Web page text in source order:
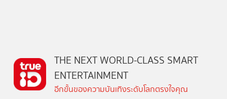
THE NEXT WORLD-CLASS SMART
ENTERTAINMENT
อีกขั้นของความบันเทิงระดับโลกตรงใจคุณ